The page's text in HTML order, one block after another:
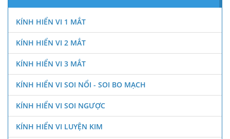
KÍNH HIỂN VI 1 MẮT
KÍNH HIỂN VI 2 MẮT
KÍNH HIỂN VI 3 MẮT
KÍNH HIỂN VI SOI NỔI - SOI BO MẠCH
KÍNH HIỂN VI SOI NGƯỢC
KÍNH HIỂN VI LUYỆN KIM